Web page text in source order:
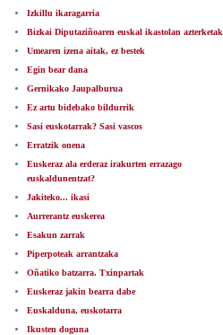
Izkillu ikaragarria
Bizkai Diputaziñoaren euskal ikastolan azterketak
Umearen izena aitak, ez bestek
Egin bear dana
Gernikako Jaupalburua
Ez artu bidebako bildurrik
Sasi euskotarrak? Sasi vascos
Erratzik onena
Euskeraz ala erderaz irakurten errazago
euskaldunentzat?
Jakiteko... ikasi
Aurrerantz euskerea
Esakun zarrak
Piperpoteak arrantzaka
Oñatiko batzarra. Txinpartak
Euskeraz jakin bearra dabe
Euskalduna, euskotarra
Ikusten doguna